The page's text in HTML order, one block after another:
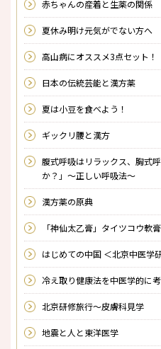
赤ちゃんの産着と生薬の関係
夏休み明け元気がでない方へ
高山病にオススメ3点セッ
日本の伝統芸能と漢方薬
夏は小豆を食べよう！
ギックリ腰と漢方
腹式呼吸はリラックス、胸式
か？」～正しい呼吸法～
漢方薬の原典
「神仙太乙膏」タイツコウ軟膏
はじめての中国 ＜北京中医学
冷え取り健康法を中医学的に
北京研修旅行～皮膚科見学
地震と人と東洋医学